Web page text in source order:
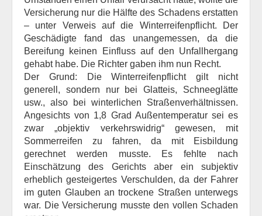
Versicherung nur die Hälfte des Schadens erstatten
– unter Verweis auf die Winterreifenpflicht. Der
Geschädigte fand das unangemessen, da die
Bereifung keinen Einfluss auf den Unfallhergang
gehabt habe. Die Richter gaben ihm nun Recht.
Der Grund: Die Winterreifenpflicht gilt nicht
generell, sondern nur bei Glatteis, Schneeglätte
usw., also bei winterlichen Straßenverhältnissen.
Angesichts von 1,8 Grad Außentemperatur sei es
zwar „objektiv verkehrswidrig“ gewesen, mit
Sommerreifen zu fahren, da mit Eisbildung
gerechnet werden musste. Es fehlte nach
Einschätzung des Gerichts aber ein subjektiv
erheblich gesteigertes Verschulden, da der Fahrer
im guten Glauben an trockene Straßen unterwegs
war. Die Versicherung musste den vollen Schaden